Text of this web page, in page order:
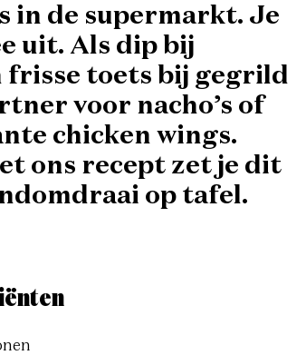
in de supermarkt. Je
uit. Als dip bij
frisse toets bij gegrild
voor nacho’s of
chicken wings.
ons recept zet je dit
op tafel.